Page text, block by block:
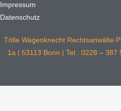
Impressum
Datenschutz
Tölle Wagenknecht Rechtsanwälte
1a | 53113 Bonn | Tel.: 0228 – 387